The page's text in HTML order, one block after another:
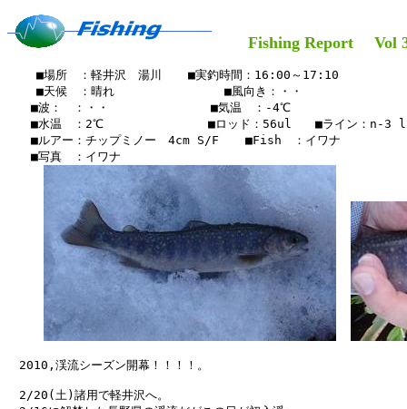
Fishing Report Vol
    ■場所　：軽井沢　湯川　  ■実釣時間：16:00～17:10
    ■天候　：晴れ　　   　    　　■風向き：・・
■波：　：・・　　　　　　　 　■気温　：-4℃
■水温　：2℃　　　　　　   　■ロッド：56ul　　■ライン：n-3
■ルアー：チップミノー　4cm S/F　  ■Fish　：イワナ
■写真　：イワナ
2010,渓流シーズン開幕！！！！。
2/20(土)諸用で軽井沢へ。